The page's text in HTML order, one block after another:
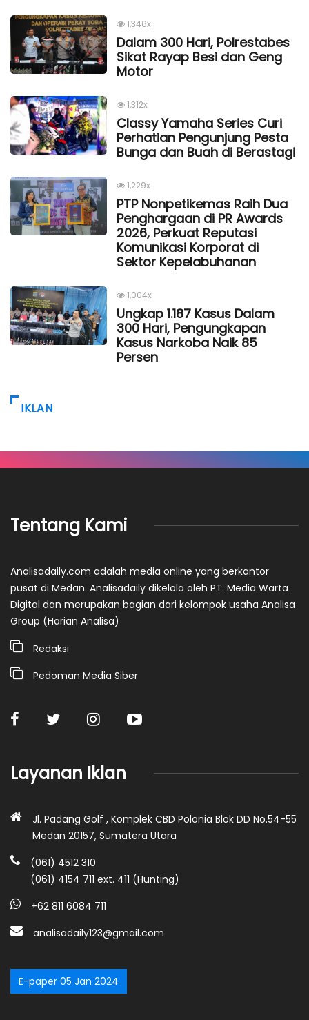
1,346x
Dalam 300 Hari, Polrestabes
Sikat Rayap Besi dan Geng
Motor
1,312x
Classy Yamaha Series Curi
Perhatian Pengunjung Pesta
Bunga dan Buah di Berastagi
1,229x
PTP Nonpetikemas Raih Dua
Penghargaan di PR Awards
2026, Perkuat Reputasi
Komunikasi Korporat di
Sektor Kepelabuhanan
1,004x
Ungkap 1.187 Kasus Dalam
300 Hari, Pengungkapan
Kasus Narkoba Naik 85
Persen
IKLAN
Tentang Kami
Analisadaily.com adalah media online yang berkantor
pusat di Medan. Analisadaily dikelola oleh PT. Media Warta
Digital dan merupakan bagian dari kelompok usaha Analisa
Group (Harian Analisa)
Redaksi
Pedoman Media Siber
Layanan Iklan
Jl. Padang Golf , Komplek CBD Polonia Blok DD No.54-55
Medan 20157, Sumatera Utara
(061) 4512 310
(061) 4154 711 ext. 411 (Hunting)
+62 811 6084 711
analisadaily123@gmail.com
E-paper 05 Jan 2024